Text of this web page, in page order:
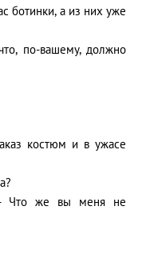
ботинки, а из них уже
по-вашему, должно
костюм и в ужасе
- Что же вы меня не